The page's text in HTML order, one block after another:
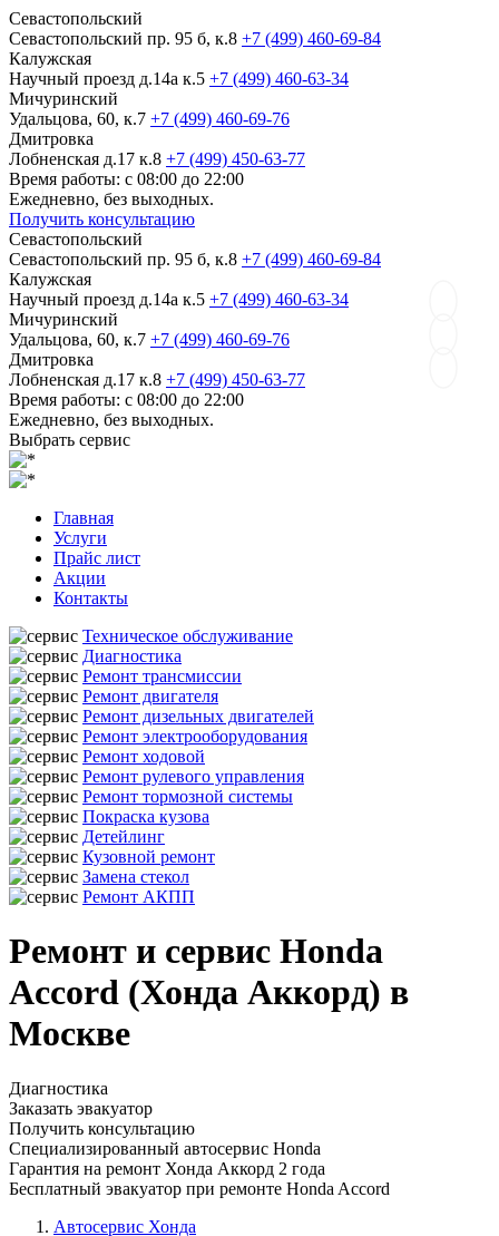
Севастопольский
Севастопольский пр. 95 б, к.8 +7 (499) 460-69-84
Калужская
Научный проезд д.14а к.5 +7 (499) 460-63-34
Мичуринский
Удальцова, 60, к.7 +7 (499) 460-69-76
Дмитровка
Лобненская д.17 к.8 +7 (499) 450-63-77
Время работы: с 08:00 до 22:00
Ежедневно, без выходных.
Получить консультацию
Севастопольский
Севастопольский пр. 95 б, к.8 +7 (499) 460-69-84
Калужская
Научный проезд д.14а к.5 +7 (499) 460-63-34
Мичуринский
Удальцова, 60, к.7 +7 (499) 460-69-76
Дмитровка
Лобненская д.17 к.8 +7 (499) 450-63-77
Время работы: с 08:00 до 22:00
Ежедневно, без выходных.
Выбрать сервис
Главная
Услуги
Прайс лист
Акции
Контакты
Техническое обслуживание
Диагностика
Ремонт трансмиссии
Ремонт двигателя
Ремонт дизельных двигателей
Ремонт электрооборудования
Ремонт ходовой
Ремонт рулевого управления
Ремонт тормозной системы
Покраска кузова
Детейлинг
Кузовной ремонт
Замена стекол
Ремонт АКПП
Ремонт и сервис Honda
Accord (Хонда Аккорд) в
Москве
Диагностика
Заказать эвакуатор
Получить консультацию
Специализированный автосервис Honda
Гарантия на ремонт Хонда Аккорд 2 года
Бесплатный эвакуатор при ремонте Honda Accord
Автосервис Хонда